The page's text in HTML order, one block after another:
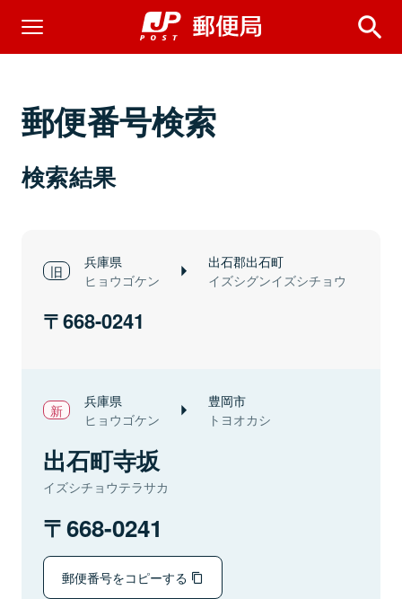
郵便番号検索
検索結果
兵庫県
ヒョウゴケン
出石郡出石町
イズシグンイズシチョウ
668-0241
兵庫県
ヒョウゴケン
豊岡市
トヨオカシ
出石町寺坂
イズシチョウテラサカ
668-0241
郵便番号をコピーする